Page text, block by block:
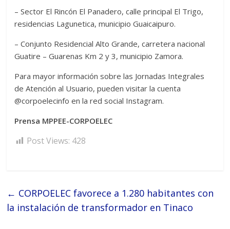
– Sector El Rincón El Panadero, calle principal El Trigo,
residencias Lagunetica, municipio Guaicaipuro.
– Conjunto Residencial Alto Grande, carretera nacional
Guatire – Guarenas Km 2 y 3, municipio Zamora.
Para mayor información sobre las Jornadas Integrales
de Atención al Usuario, pueden visitar la cuenta
@corpoelecinfo en la red social Instagram.
Prensa MPPEE-CORPOELEC
Post Views: 428
← CORPOELEC favorece a 1.280 habitantes con
la instalación de transformador en Tinaco